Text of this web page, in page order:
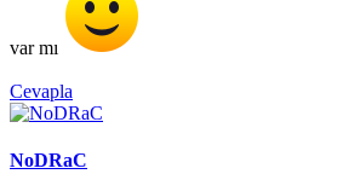
var mı
Cevapla
NoDRaC